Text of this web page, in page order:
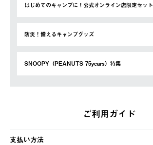
はじめてのキャンプに！公式オンライン店限定セット
防災！備えるキャンプグッズ
SNOOPY（PEANUTS 75years）特集
ご利用ガイド
支払い方法